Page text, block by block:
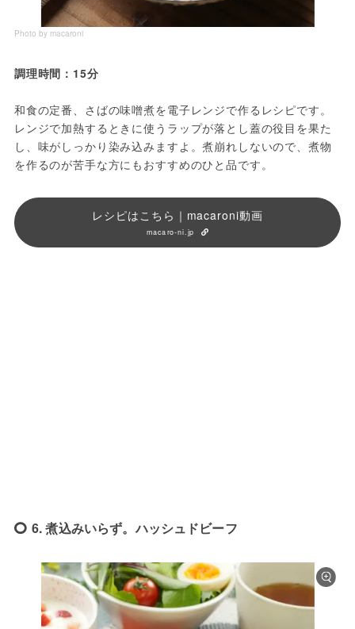
Photo by macaroni
調理時間：15分
和食の定番、さばの味噌煮を電子レンジで作るレシピです。
レンジで加熱するときに使うラップが落とし蓋の役目を果た
し、味がしっかり染み込みますよ。煮崩れしないので、煮物
を作るのが苦手な方にもおすすめのひと品です。
レシピはこちら｜macaroni動画
macaro-ni.jp
6. 煮込みいらず。ハッシュドビーフ